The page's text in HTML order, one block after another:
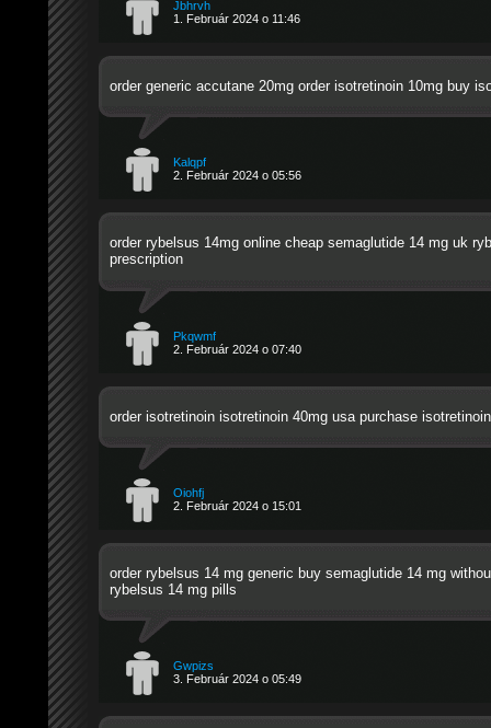
Jbhrvh
1. Február 2024 o 11:46
order generic accutane 20mg order isotretinoin 10mgbuy
Kalqpf
2. Február 2024 o 05:56
order rybelsus 14mg online cheap semaglutide 14 mg uk
prescription
Pkqwmf
2. Február 2024 o 07:40
order isotretinoin isotretinoin 40mg usapurchase isotretinoin
Oiohfj
2. Február 2024 o 15:01
order rybelsus 14 mg generic buy semaglutide 14 mg
rybelsus 14 mg pills
Gwpizs
3. Február 2024 o 05:49